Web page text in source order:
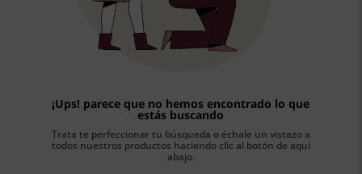
¡Ups! parece que no hemos encontrado lo que
estás buscando
Trata te perfeccionar tu búsqueda o échale un vistazo a
todos nuestros productos haciendo clic al botón de aquí
abajo.